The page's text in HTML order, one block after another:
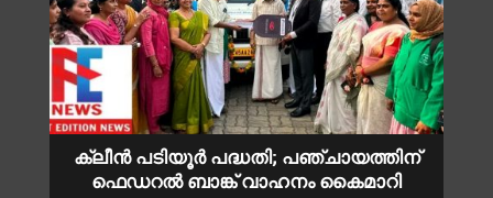
ക്ലീൻ പടിയൂർ പദ്ധതി; പഞ്ചായത്തിന്
ഫെഡറൽ ബാങ്ക് വാഹനം കൈമാറി